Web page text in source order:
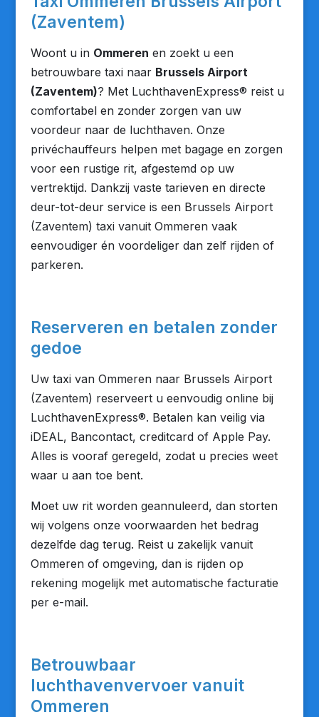
(Zaventem)
Woont u in Ommeren en zoekt u een
betrouwbare taxi naar Brussels Airport
(Zaventem)? Met LuchthavenExpress® reist u
comfortabel en zonder zorgen van uw
voordeur naar de luchthaven. Onze
privéchauffeurs helpen met bagage en zorgen
voor een rustige rit, afgestemd op uw
vertrektijd. Dankzij vaste tarieven en directe
deur-tot-deur service is een Brussels Airport
(Zaventem) taxi vanuit Ommeren vaak
eenvoudiger én voordeliger dan zelf rijden of
parkeren.
Reserveren en betalen zonder
gedoe
Uw taxi van Ommeren naar Brussels Airport
(Zaventem) reserveert u eenvoudig online bij
LuchthavenExpress®. Betalen kan veilig via
iDEAL, Bancontact, creditcard of Apple Pay.
Alles is vooraf geregeld, zodat u precies weet
waar u aan toe bent.
Moet uw rit worden geannuleerd, dan storten
wij volgens onze voorwaarden het bedrag
dezelfde dag terug. Reist u zakelijk vanuit
Ommeren of omgeving, dan is rijden op
rekening mogelijk met automatische facturatie
per e-mail.
Betrouwbaar
luchthavenvervoer vanuit
Ommeren